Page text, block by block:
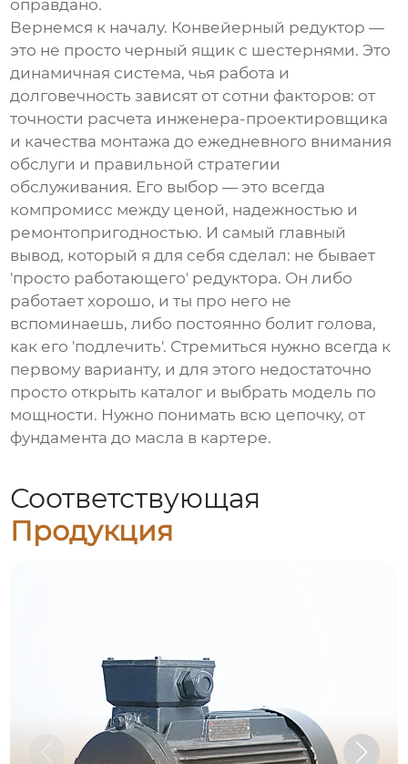
оправдано.
Вернемся к началу. Конвейерный редуктор —
это не просто черный ящик с шестернями. Это
динамичная система, чья работа и
долговечность зависят от сотни факторов: от
точности расчета инженера-проектировщика
и качества монтажа до ежедневного внимания
обслуги и правильной стратегии
обслуживания. Его выбор — это всегда
компромисс между ценой, надежностью и
ремонтопригодностью. И самый главный
вывод, который я для себя сделал: не бывает
'просто работающего' редуктора. Он либо
работает хорошо, и ты про него не
вспоминаешь, либо постоянно болит голова,
как его 'подлечить'. Стремиться нужно всегда к
первому варианту, и для этого недостаточно
просто открыть каталог и выбрать модель по
мощности. Нужно понимать всю цепочку, от
фундамента до масла в картере.
Соответствующая
Продукция